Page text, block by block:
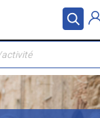
cookies